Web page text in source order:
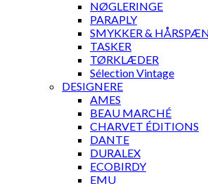
NØGLERINGE
PARAPLY
SMYKKER &
TASKER
TØRKLÆDER
Sélection Vintage
DESIGNERE
AMES
BEAU MARCHÉ
CHARVET ÉDITIONS
DANTE
DURALEX
ECOBIRDY
EMU